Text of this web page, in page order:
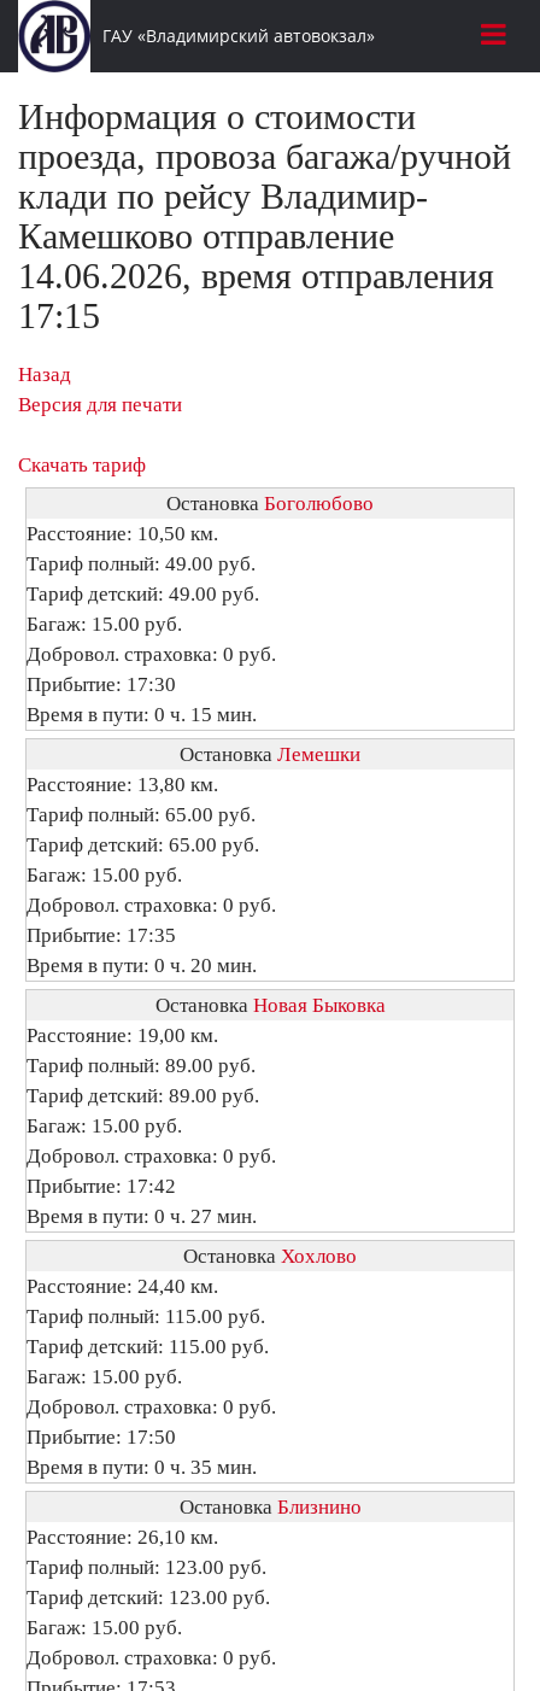
ГАУ «Владимирский автовокзал»
Информация о стоимости
проезда, провоза багажа/ручной
клади по рейсу Владимир-
Камешково отправление
14.06.2026, время отправления
17:15
Назад
Версия для печати
Скачать тариф
Остановка Боголюбово
Расстояние: 10,50 км.
Тариф полный: 49.00 руб.
Тариф детский: 49.00 руб.
Багаж: 15.00 руб.
Добровол. страховка: 0 руб.
Прибытие: 17:30
Время в пути: 0 ч. 15 мин.
Остановка Лемешки
Расстояние: 13,80 км.
Тариф полный: 65.00 руб.
Тариф детский: 65.00 руб.
Багаж: 15.00 руб.
Добровол. страховка: 0 руб.
Прибытие: 17:35
Время в пути: 0 ч. 20 мин.
Остановка Новая Быковка
Расстояние: 19,00 км.
Тариф полный: 89.00 руб.
Тариф детский: 89.00 руб.
Багаж: 15.00 руб.
Добровол. страховка: 0 руб.
Прибытие: 17:42
Время в пути: 0 ч. 27 мин.
Остановка Хохлово
Расстояние: 24,40 км.
Тариф полный: 115.00 руб.
Тариф детский: 115.00 руб.
Багаж: 15.00 руб.
Добровол. страховка: 0 руб.
Прибытие: 17:50
Время в пути: 0 ч. 35 мин.
Остановка Близнино
Расстояние: 26,10 км.
Тариф полный: 123.00 руб.
Тариф детский: 123.00 руб.
Багаж: 15.00 руб.
Добровол. страховка: 0 руб.